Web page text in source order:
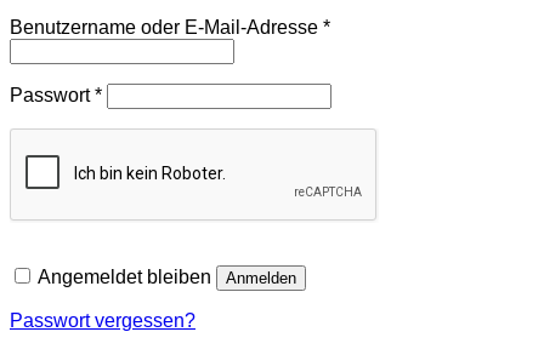
Benutzername oder E-Mail-Adresse *Erforderlich
Passwort*Erforderlich
Angemeldet bleiben Anmelden
Passwort vergessen?